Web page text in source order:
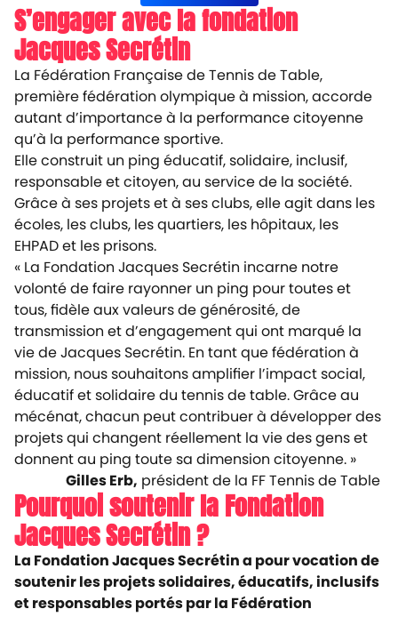
S’engager avec la fondation
Jacques Secrétin
La Fédération Française de Tennis de Table,
première fédération olympique à mission, accorde
autant d’importance à la performance citoyenne
qu’à la performance sportive.
Elle construit un ping éducatif, solidaire, inclusif,
responsable et citoyen, au service de la société.
Grâce à ses projets et à ses clubs, elle agit dans les
écoles, les clubs, les quartiers, les hôpitaux, les
EHPAD et les prisons.
« La Fondation Jacques Secrétin incarne notre
volonté de faire rayonner un ping pour toutes et
tous, fidèle aux valeurs de générosité, de
transmission et d’engagement qui ont marqué la
vie de Jacques Secrétin. En tant que fédération à
mission, nous souhaitons amplifier l’impact social,
éducatif et solidaire du tennis de table. Grâce au
mécénat, chacun peut contribuer à développer des
projets qui changent réellement la vie des gens et
donnent au ping toute sa dimension citoyenne. »
Gilles Erb, président de la FF Tennis de Table
Pourquoi soutenir la Fondation
Jacques Secrétin ?
La Fondation Jacques Secrétin a pour vocation de
soutenir les projets solidaires, éducatifs, inclusifs
et responsables portés par la Fédération